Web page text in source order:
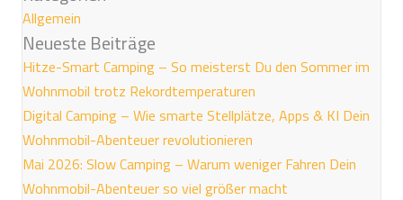
Allgemein
Neueste Beiträge
Hitze-Smart Camping – So meisterst Du den Sommer im
Wohnmobil trotz Rekordtemperaturen
Digital Camping – Wie smarte Stellplätze, Apps & KI Dein
Wohnmobil-Abenteuer revolutionieren
Mai 2026: Slow Camping – Warum weniger Fahren Dein
Wohnmobil-Abenteuer so viel größer macht